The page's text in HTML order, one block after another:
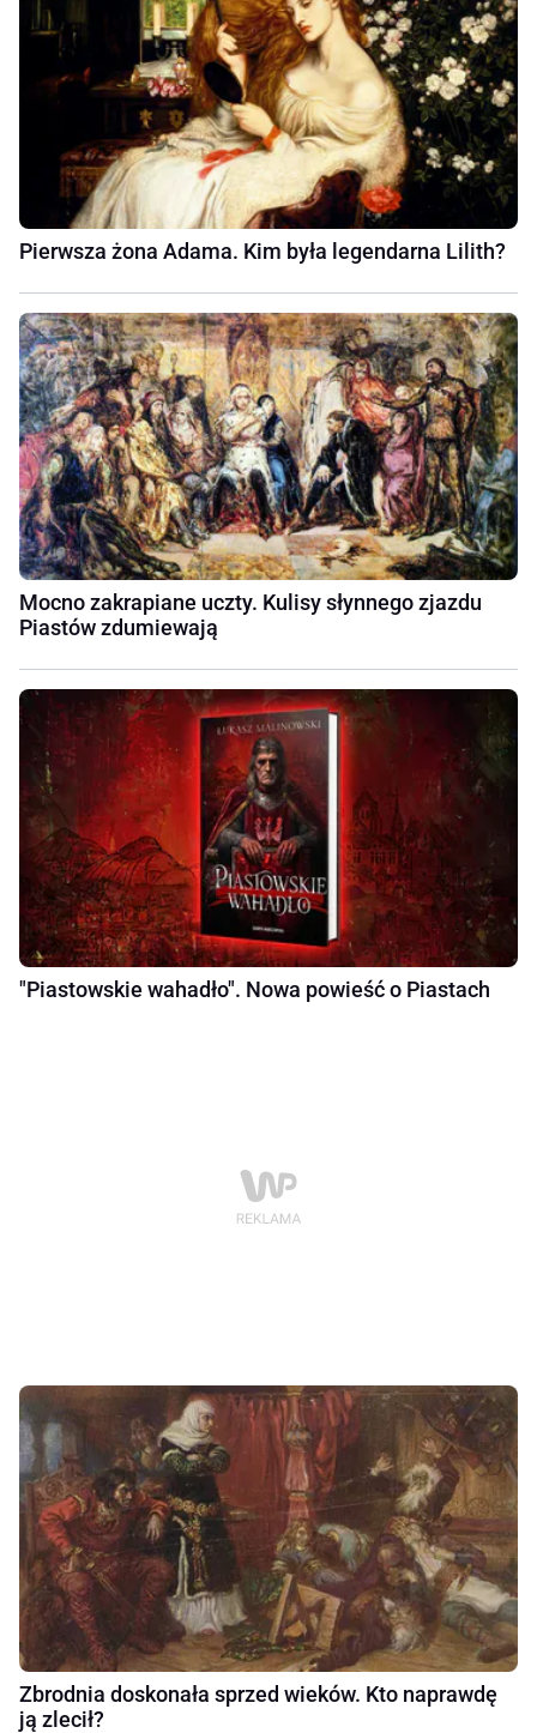
Pierwsza żona Adama. Kim była legendarna Lilith?
Mocno zakrapiane uczty. Kulisy słynnego zjazdu
Piastów zdumiewają
"Piastowskie wahadło". Nowa powieść o Piastach
Zbrodnia doskonała sprzed wieków. Kto naprawdę
ją zlecił?